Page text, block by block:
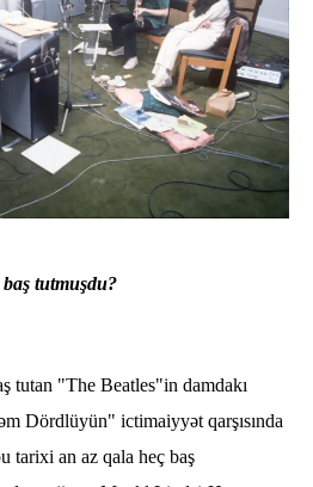
tutmuşdu?
tutan "The Beatles"in damdakı
Dördlüyün" ictimaiyyət qarşısında
tarixi an az qala heç baş